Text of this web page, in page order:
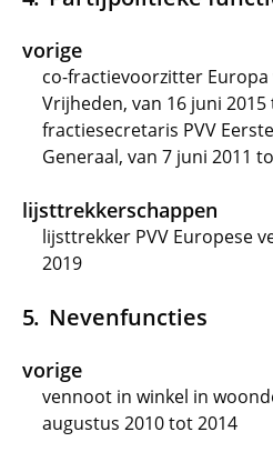
vorige
co-fractievoorzitter Europa
Vrijheden, van 16 juni
fractiesecretaris PVV
Generaal, van 7 juni 2011
lijsttrekkerschappen
lijsttrekker PVV Europese
2019
Nevenfuncties
vorige
vennoot in winkel in
augustus 2010 tot 2014